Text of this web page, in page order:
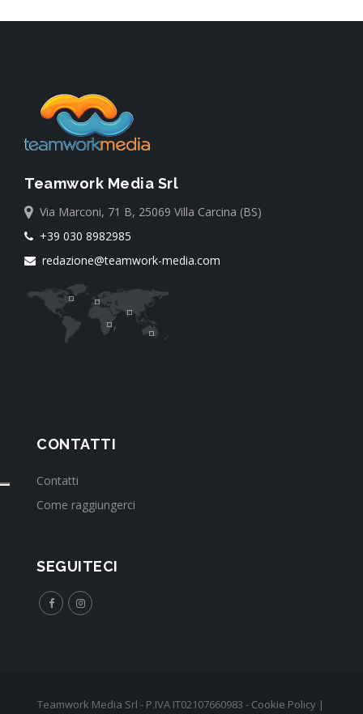
Teamwork Media Srl
Via Marconi, 71 B, 25069 Villa Carcina (BS)
+39 030 8982985
redazione@teamwork-media.com
CONTATTI
Contatti
Come raggiungerci
SEGUITECI
Teamwork Media Srl - P.IVA IT02107660983 - Cookie Policy|